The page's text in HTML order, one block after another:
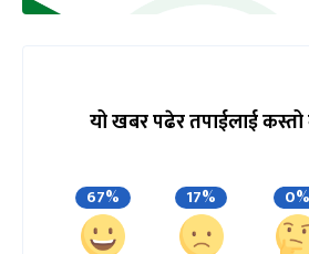
यो खबर पढेर तपाईलाई
67% 17% 0%